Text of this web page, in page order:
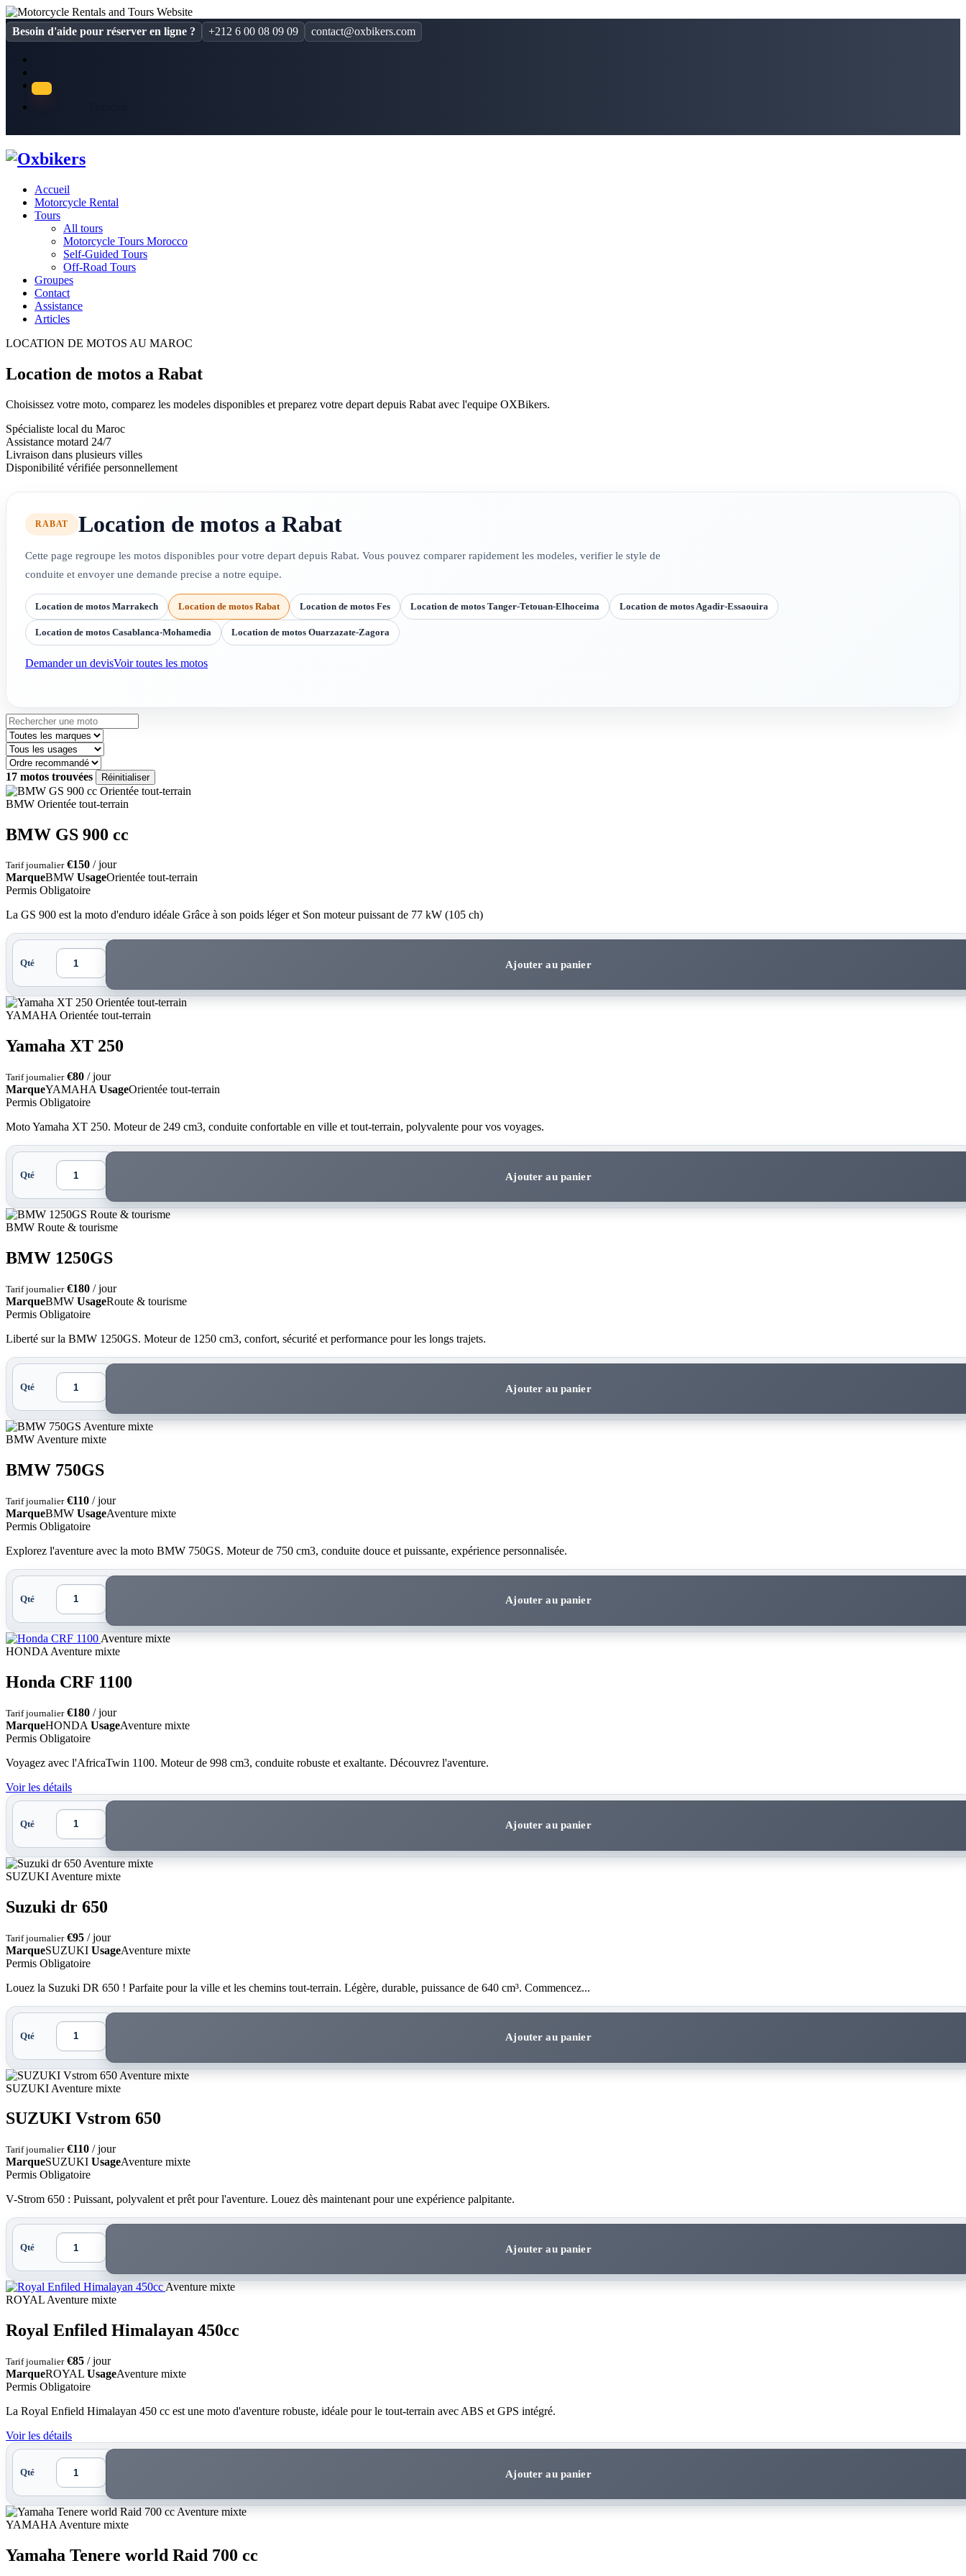
Besoin d'aide pour réserver en ligne ? +212 6 00 08 09 09 contact@oxbikers.com
Accueil
Motorcycle Rental
Tours
All tours
Motorcycle Tours Morocco
Self-Guided Tours
Off-Road Tours
Groupes
Contact
Assistance
Articles
LOCATION DE MOTOS AU MAROC
Location de motos a Rabat
Choisissez votre moto, comparez les modeles disponibles et preparez votre depart depuis Rabat avec l'equipe OXBikers.
Spécialiste local du Maroc
Assistance motard 24/7
Livraison dans plusieurs villes
Disponibilité vérifiée personnellement
RABAT Location de motos a Rabat
Cette page regroupe les motos disponibles pour votre depart depuis Rabat. Vous pouvez comparer rapidement les modeles, verifier le style de
conduite et envoyer une demande precise a notre equipe.
Location de motos Marrakech Location de motos Rabat Location de motos Fes Location de motos Tanger-Tetouan-Elhoceima Location de motos Agadir-Essaouira
Location de motos Casablanca-Mohamedia Location de motos Ouarzazate-Zagora
Demander un devisVoir toutes les motos
17 motos trouvées Réinitialiser
Orientée tout-terrain
BMW Orientée tout-terrain
BMW GS 900 cc
Tarif journalier €150 / jour
MarqueBMW UsageOrientée tout-terrain
Permis Obligatoire
La GS 900 est la moto d'enduro idéale Grâce à son poids léger et Son moteur puissant de 77 kW (105 ch)
Qté Ajouter au panier
Orientée tout-terrain
YAMAHA Orientée tout-terrain
Yamaha XT 250
Tarif journalier €80 / jour
MarqueYAMAHA UsageOrientée tout-terrain
Permis Obligatoire
Moto Yamaha XT 250. Moteur de 249 cm3, conduite confortable en ville et tout-terrain, polyvalente pour vos voyages.
Qté Ajouter au panier
Route & tourisme
BMW Route & tourisme
BMW 1250GS
Tarif journalier €180 / jour
MarqueBMW UsageRoute & tourisme
Permis Obligatoire
Liberté sur la BMW 1250GS. Moteur de 1250 cm3, confort, sécurité et performance pour les longs trajets.
Qté Ajouter au panier
Aventure mixte
BMW Aventure mixte
BMW 750GS
Tarif journalier €110 / jour
MarqueBMW UsageAventure mixte
Permis Obligatoire
Explorez l'aventure avec la moto BMW 750GS. Moteur de 750 cm3, conduite douce et puissante, expérience personnalisée.
Qté Ajouter au panier
Aventure mixte
HONDA Aventure mixte
Honda CRF 1100
Tarif journalier €180 / jour
MarqueHONDA UsageAventure mixte
Permis Obligatoire
Voyagez avec l'AfricaTwin 1100. Moteur de 998 cm3, conduite robuste et exaltante. Découvrez l'aventure.
Voir les détails
Qté Ajouter au panier
Aventure mixte
SUZUKI Aventure mixte
Suzuki dr 650
Tarif journalier €95 / jour
MarqueSUZUKI UsageAventure mixte
Permis Obligatoire
Louez la Suzuki DR 650 ! Parfaite pour la ville et les chemins tout-terrain. Légère, durable, puissance de 640 cm³. Commencez...
Qté Ajouter au panier
Aventure mixte
SUZUKI Aventure mixte
SUZUKI Vstrom 650
Tarif journalier €110 / jour
MarqueSUZUKI UsageAventure mixte
Permis Obligatoire
V-Strom 650 : Puissant, polyvalent et prêt pour l'aventure. Louez dès maintenant pour une expérience palpitante.
Qté Ajouter au panier
Aventure mixte
ROYAL Aventure mixte
Royal Enfiled Himalayan 450cc
Tarif journalier €85 / jour
MarqueROYAL UsageAventure mixte
Permis Obligatoire
La Royal Enfield Himalayan 450 cc est une moto d'aventure robuste, idéale pour le tout-terrain avec ABS et GPS intégré.
Voir les détails
Qté Ajouter au panier
Aventure mixte
YAMAHA Aventure mixte
Yamaha Tenere world Raid 700 cc